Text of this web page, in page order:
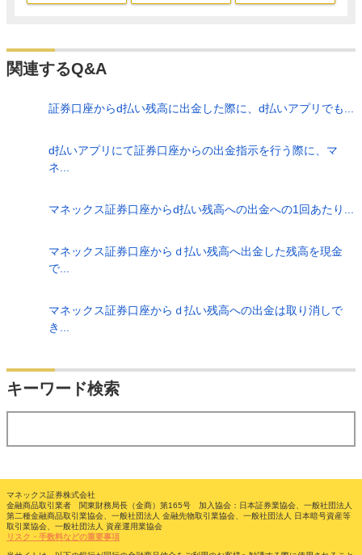
関連するQ&A
証券口座からd払い残高に出金した際に、d払いアプリでも...
d払いアプリにて証券口座からの出金指示を行う際に、マ
ネ...
マネックス証券口座からd払い残高への出金への1回あたり...
マネックス証券口座からｄ払い残高へ出金した残高を現金
で...
マネックス証券口座からｄ払い残高への出金は取り消しで
き...
キーワード検索
マネックス証券株式会社
金融商品取引業者 関東財務局長（金商）第165号 加入協会：日本証券業協会、一般社団法人
第二種金融商品取引業協会、一般社団法人 金融先物取引業協会、一般社団法人 日本暗号資産等
取引業協会、一般社団法人 資産運用業協会
リスク・手数料などの重要事項